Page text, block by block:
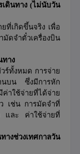
ดินทาง (ไม่นับวัน
ที่เกิดขึ้นจริง เพื่อ
มัดจำตั๋วเครื่องบิน
ทาง
ร์ทั้งหมด การจ่าย
นบน ซึ่งมีการหัก
ค่าใช้จ่ายที่ได้จ่าย
ว เช่น การมัดจำที่
และ ค่าใช้จ่ายที่
างช่วงเทศกาลวัน